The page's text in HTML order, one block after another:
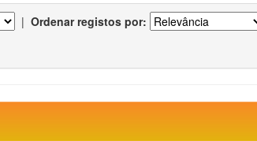
| Ordenar registos por: